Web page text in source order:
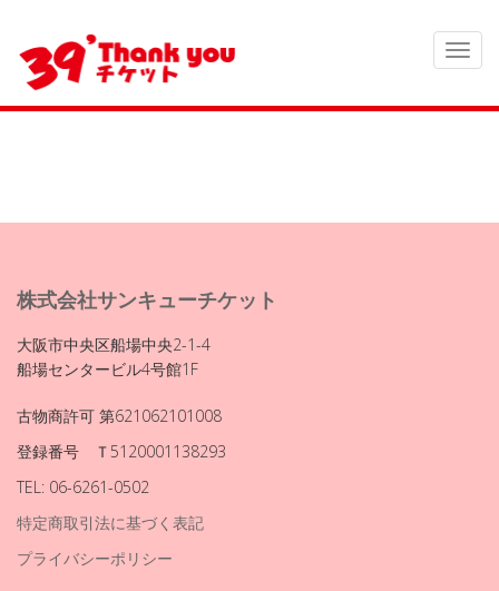
株式会社サンキューチケット
大阪市中央区船場中央2-1-4
船場センタービル4号館1F
古物商許可 第621062101008
登録番号 Ｔ5120001138293
TEL: 06-6261-0502
特定商取引法に基づく表記
プライバシーポリシー